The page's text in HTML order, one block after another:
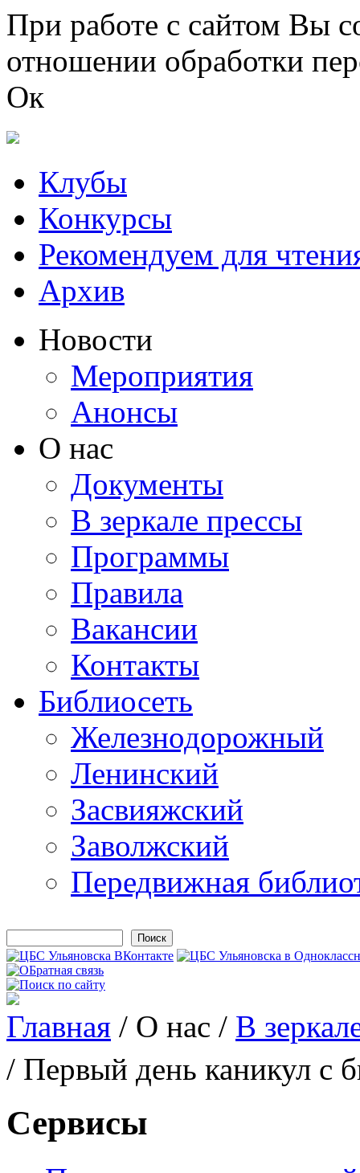
Перейти к основному содержанию
При работе с сайтом Вы
отношении обработки
Ок
Клубы
Конкурсы
Рекомендуем для
Архив
Новости
Мероприятия
Анонсы
О нас
Документы
В зеркале прессы
Программы
Правила
Вакансии
Контакты
Библиосеть
Железнодорожный
Ленинский
Засвияжский
Заволжский
Передвижная
Форма поиска
Вы здесь
Главная / О нас / В
/ Первый день каникул с
Сервисы